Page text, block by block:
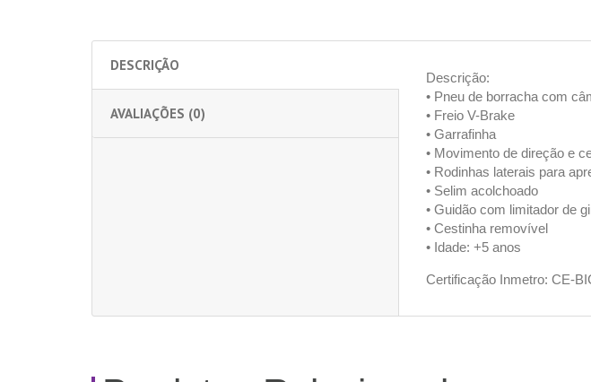
DESCRIÇÃO
AVALIAÇÕES (0)
Descrição:
• Pneu de borracha com
• Freio V-Brake
• Garrafinha
• Movimento de direção e
• Rodinhas laterais para
• Selim acolchoado
• Guidão com limitador de
• Cestinha removível
• Idade: +5 anos
Certificação Inmetro: CE-